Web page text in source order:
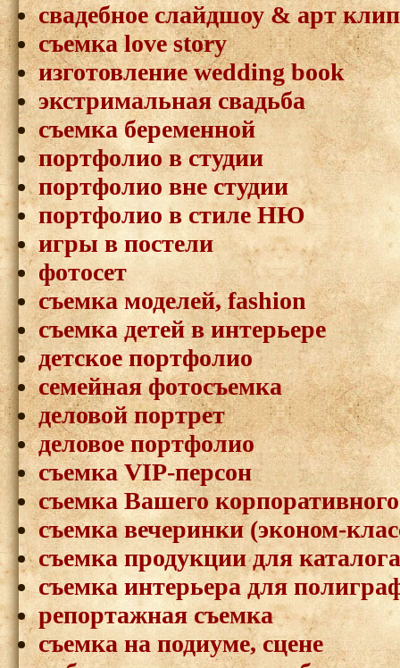
свадебное слайдшоу & арт клип
съемка love story
изготовление wedding book
экстримальная свадьба
съемка беременной
портфолио в студии
портфолио вне студии
портфолио в стиле НЮ
игры в постели
фотосет
съемка моделей, fashion
съемка детей в интерьере
детское портфолио
семейная фотосъемка
деловой портрет
деловое портфолио
съемка VIP-персон
съемка Вашего
съемка вечеринки (эконом-
съемка продукции для каталога
съемка интерьера для
репортажная съемка
съемка на подиуме, сцене